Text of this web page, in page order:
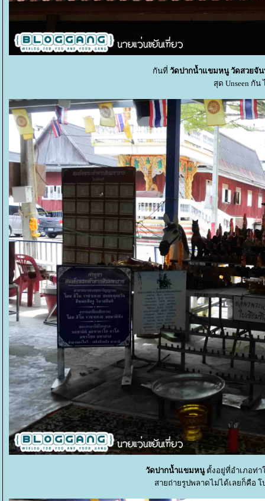
กันที่ วัดปากน้ำแขมหนู วัดสวยจั
สุด Unseen กั
วัดปากน้ำแขมหนูตั้งอยู่ที่อำเภอท่า
สายถ่ายรูปพลาดไม่ได้เลยก็คือ